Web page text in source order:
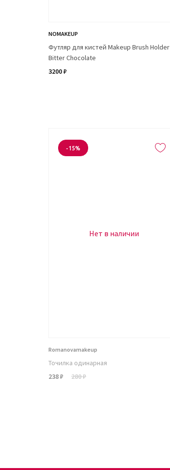
NOMAKEUP
Футляр для кистей Makeup Brush Holder
Bitter Chocolate
3200 ₽
Нет в наличии
Romanovamakeup
Точилка одинарная
238 ₽
280 ₽
-15%